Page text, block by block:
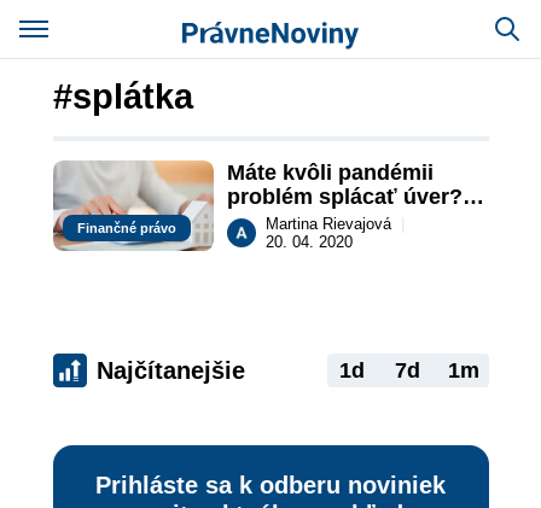
#splátka
Finančné právo
Máte kvôli pandémii
problém splácať úver?
Môžete si ho odložiť až
na 9 mesiacov
Martina Rievajová
20. 04. 2020
Najčítanejšie 1d 7d 1m
Prihláste sa k odberu noviniek